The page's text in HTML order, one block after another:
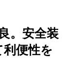
。安全装
便性を